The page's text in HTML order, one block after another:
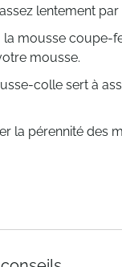
lentement
mousse coupe-
mousse.
colle sert à
la pérennité des